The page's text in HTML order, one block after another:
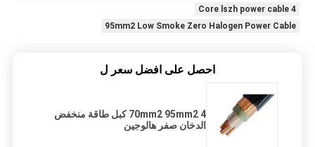
4 Core lszh power cable
95mm2 Low Smoke Zero Halogen Power Cable
احصل على افضل سعر ل
70mm2 95mm2 4 كبل طاقة منخفض
الدخان صفر هالوجين